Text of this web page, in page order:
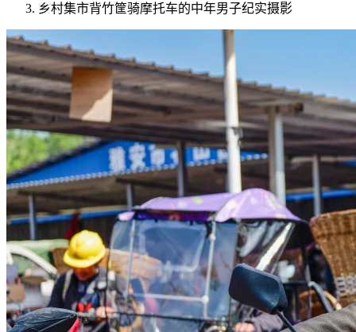
乡村集市背竹筐骑摩托车的中年男子纪实摄影